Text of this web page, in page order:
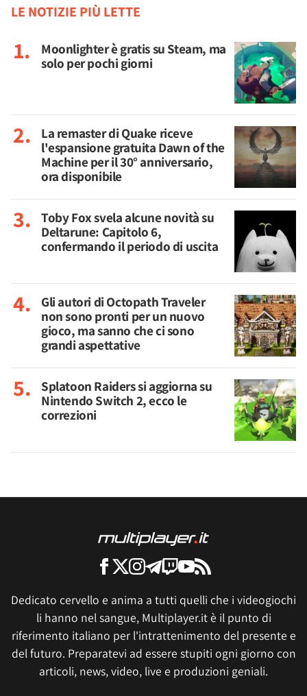
LE NOTIZIE PIÙ LETTE
Moonlighter è gratis su Steam, ma
solo per pochi giorni
La remaster di Quake riceve
l'espansione gratuita Dawn of the
Machine per il 30° anniversario,
ora disponibile
Toby Fox svela alcune novità su
Deltarune: Capitolo 6,
confermando il periodo di uscita
Gli autori di Octopath Traveler
non sono pronti per un nuovo
gioco, ma sanno che ci sono
grandi aspettative
Splatoon Raiders si aggiorna su
Nintendo Switch 2, ecco le
correzioni
Dedicato cervello e anima a tutti quelli che i videogiochi
li hanno nel sangue, Multiplayer.it è il punto di
riferimento italiano per l'intrattenimento del presente e
del futuro. Preparatevi ad essere stupiti ogni giorno con
articoli, news, video, live e produzioni geniali.